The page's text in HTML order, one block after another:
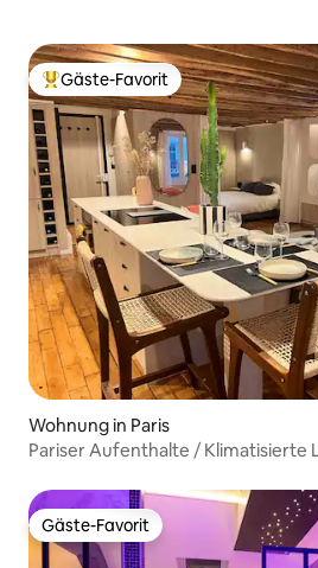
Beliebter Gäste-Favorit.
Gäste-Favorit
Wohnung in Paris
Pariser Aufenthalte / Klimatisierte
Gäste-Favorit
Gäste-Favorit